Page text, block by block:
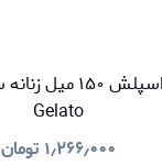
Gelato
۱٫۲۶۶٫۰۰۰ تومان